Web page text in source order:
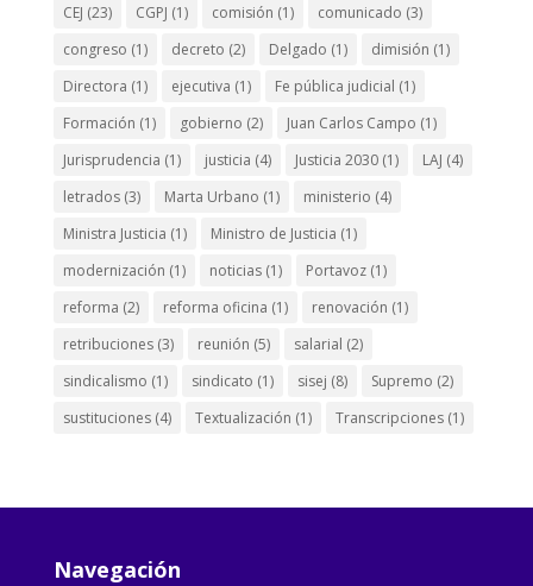
CEJ (23) CGPJ (1) comisión (1) comunicado (3)
congreso (1) decreto (2) Delgado (1) dimisión (1)
Directora (1) ejecutiva (1) Fe pública judicial (1)
Formación (1) gobierno (2) Juan Carlos Campo (1)
Jurisprudencia (1) justicia (4) Justicia 2030(1) LAJ (4)
letrados(3) Marta Urbano (1) ministerio (4)
Ministra Justicia (1) Ministro de Justicia (1)
modernización (1) noticias(1) Portavoz(1)
reforma (2) reforma oficina (1) renovación (1)
retribuciones(3) reunión (5) salarial (2)
sindicalismo (1) sindicato (1) sisej (8) Supremo (2)
sustituciones(4) Textualización (1) Transcripciones(1)
Navegación